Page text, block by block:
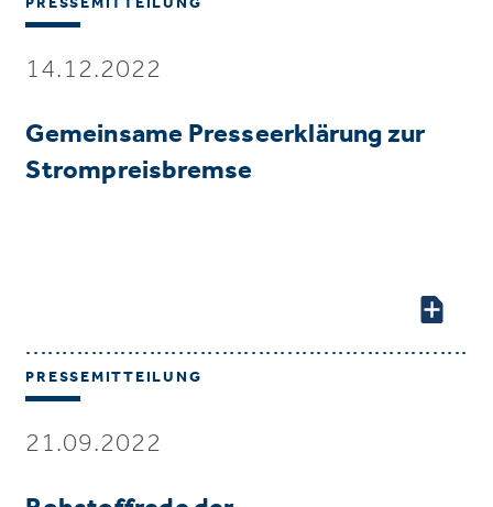
14.12.2022
Gemeinsame Presseerklärung zur
Strompreisbremse
PRESSEMITTEILUNG
21.09.2022